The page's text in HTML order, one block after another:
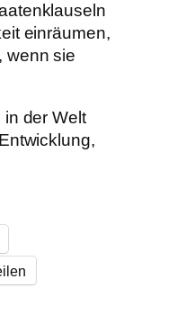
einräumen,
wenn sie
der Welt